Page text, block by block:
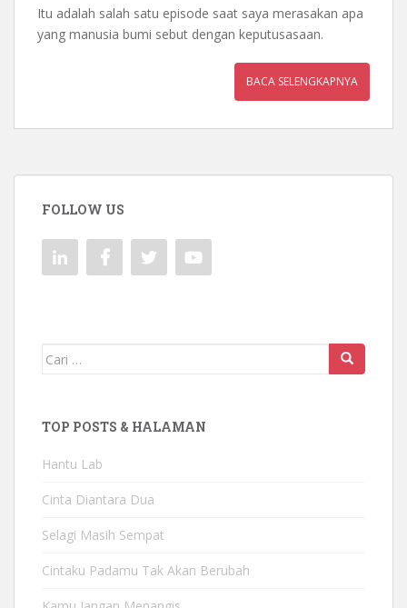
Itu adalah salah satu episode saat saya merasakan apa
yang manusia bumi sebut dengan keputusasaan.
BACA SELENGKAPNYA
FOLLOW US
Mencari:
TOP POSTS & HALAMAN
Hantu Lab
Cinta Diantara Dua
Selagi Masih Sempat
Cintaku Padamu Tak Akan Berubah